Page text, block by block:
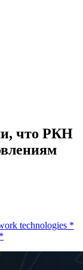
что РКН
technologies *
*